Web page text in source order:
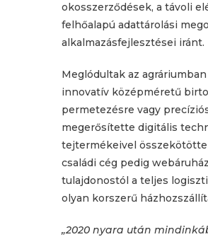
okosszerződések, a távoli
felhőalapú adattárolási
alkalmazásfejlesztései iránt.
Meglódultak az
innovatív középméretű
permetezésre vagy
megerősítette digitális
tejtermékeivel
családi cég pedig
tulajdonostól a teljes
olyan korszerű
„2020 nyara után